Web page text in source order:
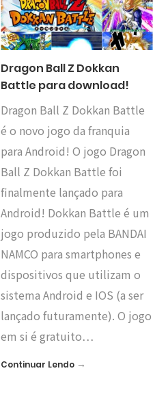
Dragon Ball Z Dokkan
Battle para download!
Dragon Ball Z Dokkan Battle
é o novo jogo da franquia
para Android! O jogo Dragon
Ball Z Dokkan Battle foi
finalmente lançado para
Android! Dokkan Battle é um
jogo produzido pela BANDAI
NAMCO para smartphones e
dispositivos que utilizam o
sistema Android e IOS (a ser
lançado futuramente). O jogo
em si é gratuito…
Continuar Lendo →